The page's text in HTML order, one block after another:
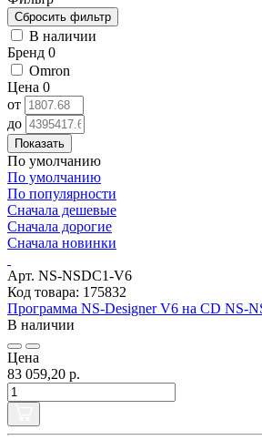
В наличии
Бренд 0
Omron
Цена 0
от
до
Показать
По умолчанию
По умолчанию
По популярности
Сначала дешевые
Сначала дорогие
Сначала новинки
Арт. NS-NSDC1-V6
Код товара: 175832
Программа NS-Designer V6 на CD NS-
В наличии
Цена
83 059,20 р.